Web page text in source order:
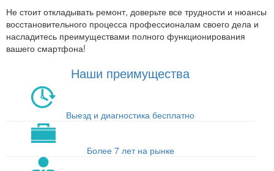
Не стоит откладывать ремонт, доверьте все трудности и нюансы
восстановительного процесса профессионалам своего дела и
насладитесь преимуществами полного функционирования
вашего смартфона!
Наши преимущества
Выезд и диагностика бесплатно
Более 7 лет на рынке